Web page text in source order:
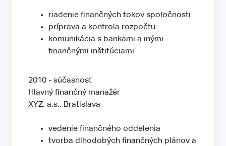
riadenie finančných tokov spoločnosti
príprava a kontrola rozpočtu
komunikácia s bankami a inými
finančnými inštitúciami
2010 - súčasnosť
Hlavný finančný manažér
XYZ, a.s., Bratislava
vedenie finančného oddelenia
tvorba dlhodobých finančných plánov a